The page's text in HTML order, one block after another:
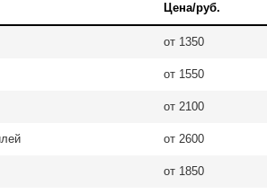
Цена/руб.
от 1350
от 1550
от 2100
от 2600
от 1850